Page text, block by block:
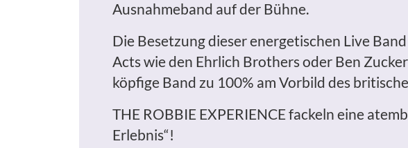
Ausnahmeband auf der Bühne.
Die Besetzung dieser energetischen Live
Acts wie den Ehrlich Brothers oder Ben
köpfige Band zu 100% am Vorbild des
THE ROBBIE EXPERIENCE fackeln eine
Erlebnis“!